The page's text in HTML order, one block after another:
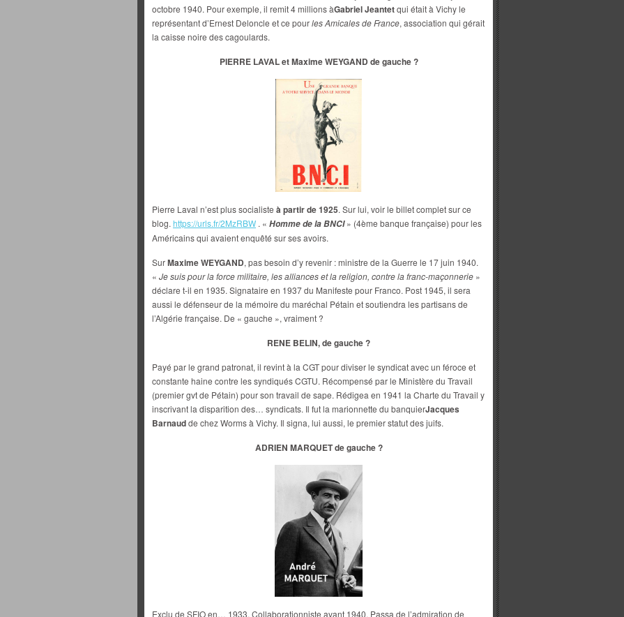
octobre 1940. Pour exemple, il remit 4 millions àGabriel Jeantetqui était à Vichy le
représentant d’Ernest Deloncle et ce pourles Amicales de France, association qui gérait
la caisse noire des cagoulards.
PIERRE LAVAL et Maxime WEYGAND de gauche ?
Pierre Laval n’est plus socialiste à partir de 1925. Sur lui, voir le billet complet sur ce
blog. https://urls.fr/2MzRBW . « Homme de la BNCI» (4ème banque française) pour les
Américains qui avaient enquêté sur ses avoirs.
SurMaxime WEYGAND, pas besoin d’y revenir : ministre de la Guerre le 17 juin 1940.
« Je suis pour la force militaire, les alliances et la religion, contre la franc-maçonnerie »
déclare t-il en 1935. Signataire en 1937 du Manifeste pour Franco. Post 1945, il sera
aussi le défenseur de la mémoire du maréchal Pétain et soutiendra les partisans de
l’Algérie française. De « gauche », vraiment ?
RENE BELIN, de gauche ?
Payé par le grand patronat, il revint à la CGT pour diviser le syndicat avec un féroce et
constante haine contre les syndiqués CGTU. Récompensé par le Ministère du Travail
(premier gvt de Pétain) pour son travail de sape. Rédigea en 1941 la Charte du Travail y
inscrivant la disparition des… syndicats. Il fut la marionnette du banquierJacques
Barnaudde chez Worms à Vichy. Il signa, lui aussi, le premier statut des juifs.
ADRIEN MARQUET de gauche ?
Exclu de SFIO en… 1933. Collaborationniste avant 1940. Passa de l’admiration de